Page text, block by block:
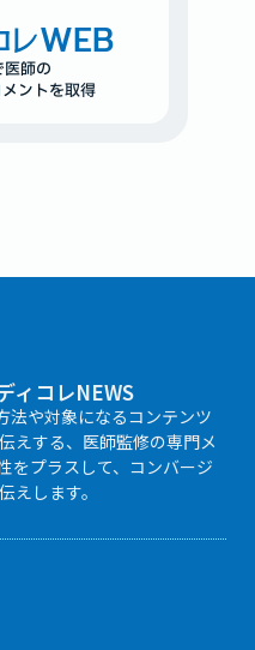
WEB
師の
ントを取得
ィコレNEWS
法や対象になるコンテンツ
えする、医師監修の専門メ
をプラスして、コンバージ
えします。